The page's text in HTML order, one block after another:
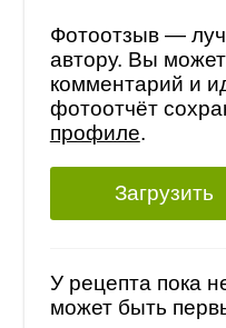
Фотоотзыв —
автору. Вы
комментарий и
фотоотчёт
профиле.
Загрузить
У рецепта пока
может быть